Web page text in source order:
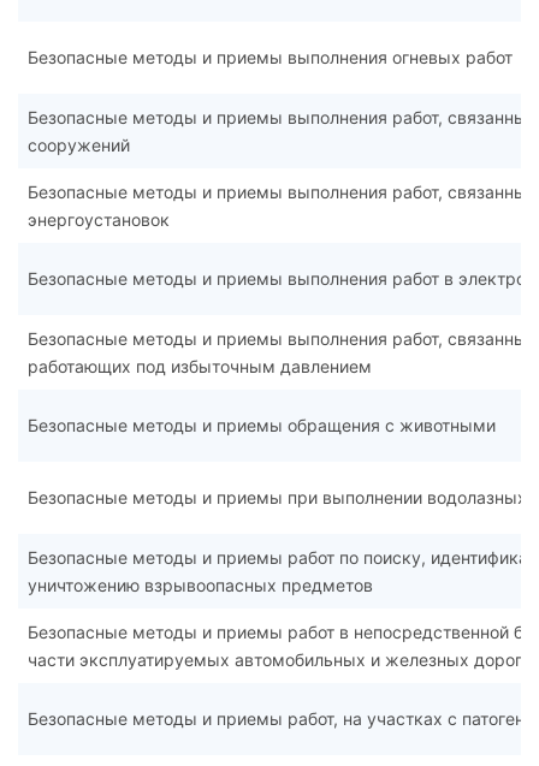
Безопасные методы и приемы выполнения огневых работ
Безопасные методы и приемы выполнения работ,
сооружений
Безопасные методы и приемы выполнения работ,
энергоустановок
Безопасные методы и приемы выполнения работ в
Безопасные методы и приемы выполнения работ, связанные
работающих под избыточным давлением
Безопасные методы и приемы обращения с животными
Безопасные методы и приемы при выполнении водолазных
Безопасные методы и приемы работ по поиску,
уничтожению взрывоопасных предметов
Безопасные методы и приемы работ в непосредственной
части эксплуатируемых автомобильных и железных дорог
Безопасные методы и приемы работ, на участках с